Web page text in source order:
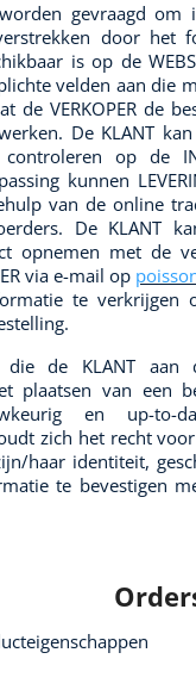
gevraagd om
door het
is op de
velden aan die
de VERKOPER de
De KLANT
op de
kunnen
van de online
De KLANT
opnemen met de
via e-mail op
te verkrijgen
de KLANT aan
plaatsen van een
en up-to-
zich het recht
haar identiteit,
te bevestigen